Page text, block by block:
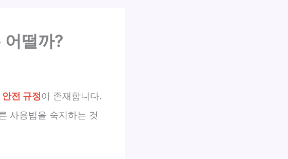
어떨까?
안전 규정이 존재합니다.
사용법을 숙지하는 것